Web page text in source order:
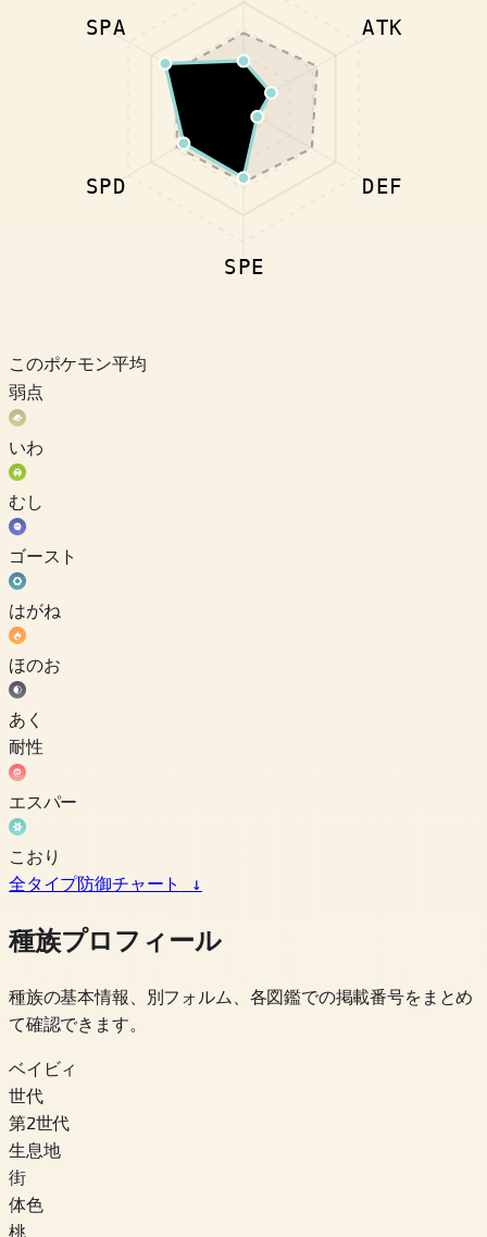
ATK
DEF
SPE
SPD
SPA
このポケモン平均
弱点
いわ
むし
ゴースト
はがね
ほのお
あく
耐性
エスパー
こおり
全タイプ防御チャート
↓
種族プロフィール
種族の基本情報、別フォルム、各図鑑での掲載番号をまとめ
て確認できます。
ベイビィ
世代
第2世代
生息地
街
体色
桃